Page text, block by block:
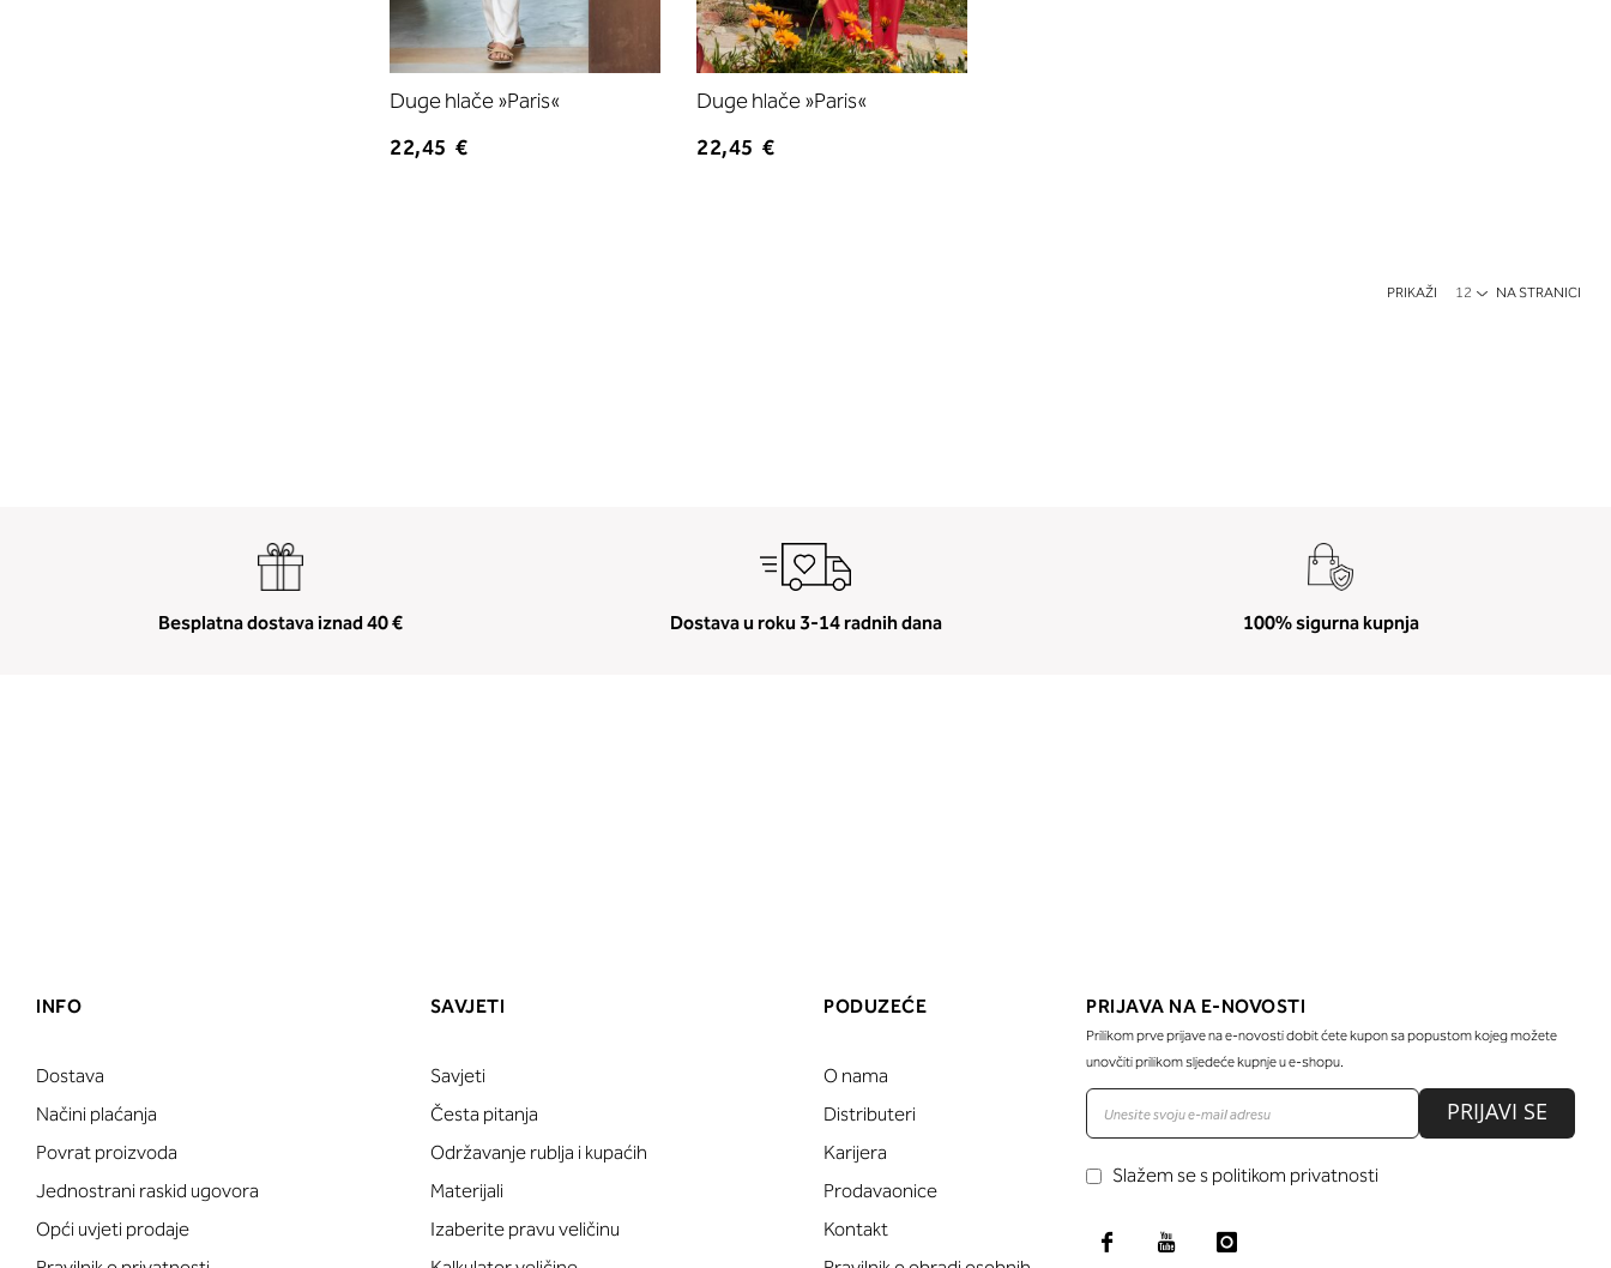
Duge hlače »Paris«
22,45 €
Duge hlače »Paris«
22,45 €
PRIKAŽI NA STRANICI
Besplatna dostava iznad 40 € Dostava u roku 3-14 radnih dana 100% sigurna kupnja
INFO
Dostava
Načini plaćanja
Povrat proizvoda
Jednostrani raskid ugovora
Opći uvjeti prodaje
SAVJETI
Savjeti
Česta pitanja
Održavanje rublja i kupaćih
Materijali
Izaberite pravu veličinu
PODUZEĆE
O nama
Distributeri
Karijera
Prodavaonice
Kontakt
PRIJAVA NA E-NOVOSTI
Prilikom prve prijave na e-novosti dobit ćete kupon sa popustom kojeg možete
unovčiti prilikom sljedeće kupnje u e-shopu.
PRIJAVI SE
Slažem se s politikom privatnosti